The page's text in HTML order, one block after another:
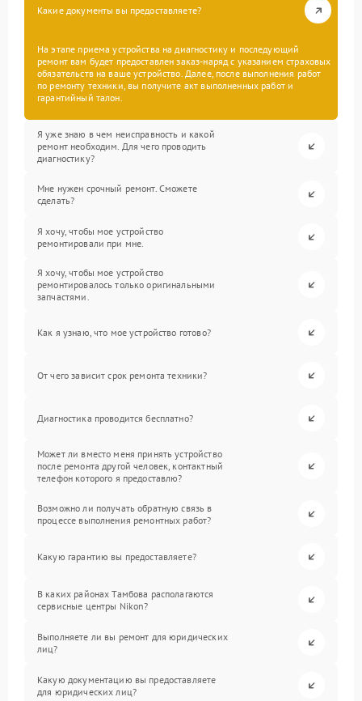
Какие документы вы предоставляете?
На этапе приема устройства на диагностику и последующий
ремонт вам будет предоставлен заказ-наряд с указанием страховых
обязательств на ваше устройство. Далее, после выполнения работ
по ремонту техники, вы получите акт выполненных работ и
гарантийный талон.
Я уже знаю в чем неисправность и какой
ремонт необходим. Для чего проводить
диагностику?
Мне нужен срочный ремонт. Сможете
сделать?
Я хочу, чтобы мое устройство
ремонтировали при мне.
Я хочу, чтобы мое устройство
ремонтировалось только оригинальными
запчастями.
Как я узнаю, что мое устройство готово?
От чего зависит срок ремонта техники?
Диагностика проводится бесплатно?
Может ли вместо меня принять устройство
после ремонта другой человек, контактный
телефон которого я предоставлю?
Возможно ли получать обратную связь в
процессе выполнения ремонтных работ?
Какую гарантию вы предоставляете?
В каких районах Тамбова располагаются
сервисные центры Nikon?
Выполняете ли вы ремонт для юридических
лиц?
Какую документацию вы предоставляете
для юридических лиц?